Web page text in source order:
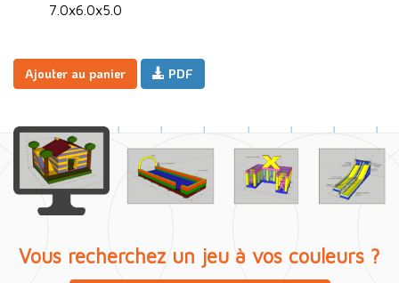
7.0x6.0x5.0
Ajouter au panier PDF
Vous recherchez un jeu à vos couleurs ?